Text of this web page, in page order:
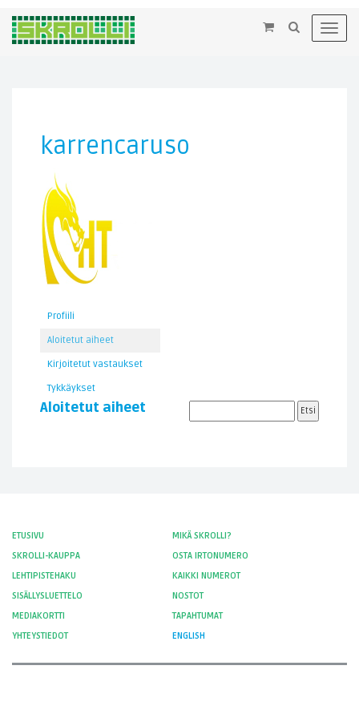
×
karrencaruso
Profiili
Aloitetut aiheet
Kirjoitetut vastaukset
Tykkäykset
Aloitetut aiheet
ETUSIVU
MIKÄ SKROLLI?
SKROLLI-KAUPPA
OSTA IRTONUMERO
LEHTIPISTEHAKU
KAIKKI NUMEROT
SISÄLLYSLUETTELO
NOSTOT
MEDIAKORTTI
TAPAHTUMAT
YHTEYSTIEDOT
ENGLISH